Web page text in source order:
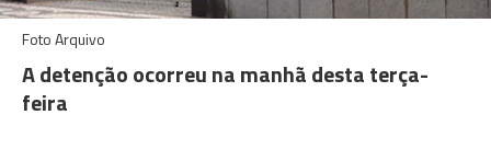
Foto Arquivo
A detenção ocorreu na manhã desta terça-
feira